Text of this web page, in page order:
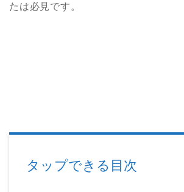
たは必見です。
タップできる目次